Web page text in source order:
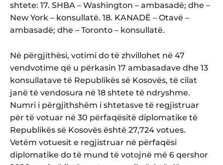
shtete: 17. SHBA – Washington – ambasadë; dhe –
New York – konsullatë. 18. KANADË – Otavë –
ambasadë; dhe – Toronto – konsullatë.
Në përgjithësi, votimi do të zhvillohet në 47
vendvotime që u përkasin 17 ambasadave dhe 13
konsullatave të Republikës së Kosovës, të cilat
janë të vendosura në 18 shtete të ndryshme.
Numri i përgjithshëm i shtetasve të regjistruar
për të votuar në 30 përfaqësitë diplomatike të
Republikës së Kosovës është 27,724 votues.
Vetëm votuesit e regjistruar në përfaqësi
diplomatike do të mund të votojnë më 6 qershor